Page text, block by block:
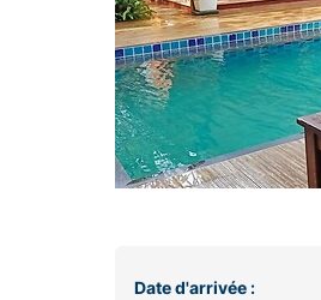
Date d'arrivée :